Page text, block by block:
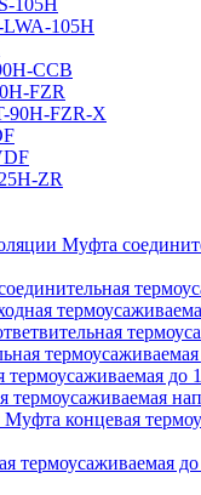
105H
LWA-105H
CCB
FZR
90H-FZR-X
ZR
Муфта
до
термоусаживаемая
Муфта концевая
термоусаживаемая